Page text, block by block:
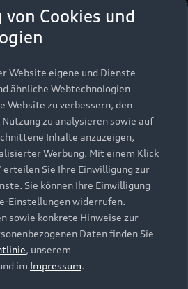
vorbehalten
Cookies und
Website eigene und Dienste
ähnliche Webtechnologien
Website zu verbessern, den
zu analysieren sowie auf
Inhalte anzuzeigen,
Werbung. Mit einem Klick
Sie Ihre Einwilligung zur
Sie können Ihre Einwilligung
Einstellungen widerrufen.
sowie konkrete Hinweise zur
Daten finden Sie
, unserem
im Impressum.